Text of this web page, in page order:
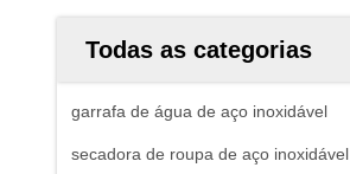
Todas as categorias
garrafa de água de aço inoxidável
secadora de roupa de aço inoxidável